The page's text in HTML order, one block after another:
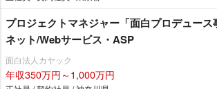
プロジェクトマネジャー「面白プロデュー
ネット/Webサービス・ASP
面白法人カヤック
年収350万円～1,000万円